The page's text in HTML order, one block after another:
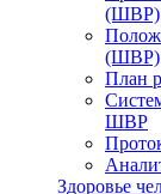
(ШВР)
(ШВР)
План
ШВР
Здоровье